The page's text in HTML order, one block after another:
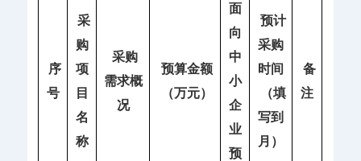
序
号
采
购
项
目
名
称
采购
需求概
况
预算金额
（万元）
面
向
中
小
企
业
预
预计
采购
时间
（填
写到
月）
备
注